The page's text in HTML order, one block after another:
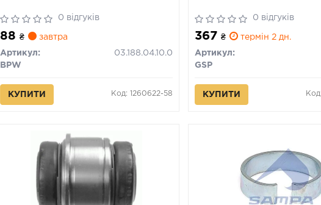
0 відгуків
88 ₴ завтра
Артикул:
03.188.04.10.0
BPW
КУПИТИ Код: 1260622-58
0 відгуків
367₴ термін 2 дн.
Артикул:
GSP
КУПИТИ